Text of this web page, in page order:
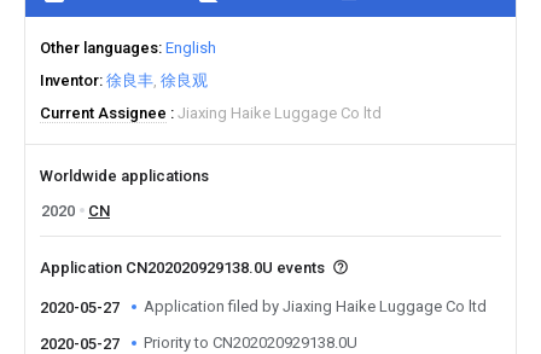
Other languages English
Inventor 徐良丰 徐良观
Current Assignee
Jiaxing Haike Luggage Co ltd
Worldwide applications
2020
CN
Application CN202020929138.0U events
2020-05-27 Application filed by Jiaxing Haike Luggage Co ltd
2020-05-27 Priority to CN202020929138.0U